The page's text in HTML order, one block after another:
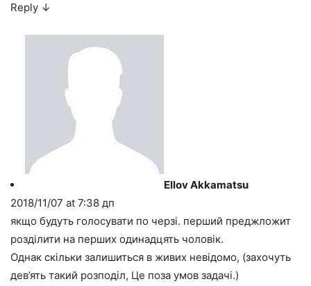
Reply ↓
Ellov Akkamatsu
2018/11/07 at 7:38 дп
якщо будуть голосувати по черзі. перший преджложит
розділити на перших одинадцять чоловік.
Однак скільки залишиться в живих невідомо, (захочуть
дев’ять такий розподіл, Це поза умов задачі.)